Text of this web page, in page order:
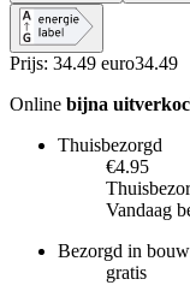
Prijs: 34.49 euro34.49
Online bijna
Thuisbezorgd
€4.95
Vandaag
Bezorgd in
gratis